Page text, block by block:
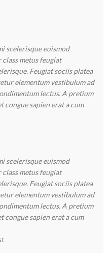
scelerisque euismod
metus feugiat
Feugiat sociis platea
elementum vestibulum ad
lectus. A pretium
congue sapien erat a cum
scelerisque euismod
metus feugiat
Feugiat sociis platea
elementum vestibulum ad
lectus. A pretium
congue sapien erat a cum